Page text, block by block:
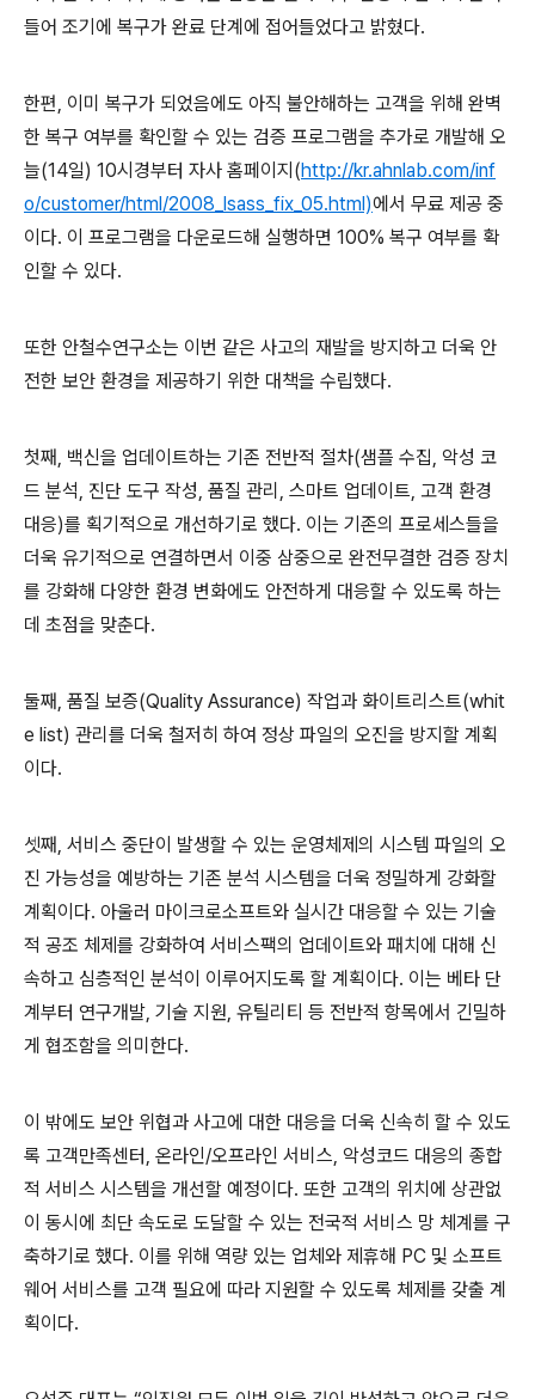
들어 조기에 복구가 완료 단계에 접어들었다고 밝혔다.
한편, 이미 복구가 되었음에도 아직 불안해하는 고객을 위해 완벽
한 복구 여부를 확인할 수 있는 검증 프로그램을 추가로 개발해 오
늘(14일) 10시경부터 자사 홈페이지 (http://kr.ahnlab.com/inf
o/customer/html/2008_lsass_fix_05.html)에서 무료 제공 중
이다. 이 프로그램을 다운로드해 실행하면 100% 복구 여부를 확
인할 수 있다.
또한 안철수연구소는 이번 같은 사고의 재발을 방지하고 더욱 안
전한 보안 환경을 제공하기 위한 대책을 수립했다.
첫째, 백신을 업데이트하는 기존 전반적 절차(샘플 수집, 악성 코
드 분석, 진단 도구 작성, 품질 관리 , 스마트 업데이트, 고객 환경
대응)를 획기적으로 개선하기로 했다. 이는 기존의 프로세스들을
더욱 유기적으로 연결하면서 이중 삼중으로 완전무결한 검증 장치
를 강화해 다양한 환경 변화에도 안전하게 대응할 수 있도록 하는
데 초점을 맞춘다.
둘째, 품질 보증(Quality Assurance) 작업과 화이트리스트(whit
e list) 관리를 더욱 철저히 하여 정상 파일의 오진을 방지할 계획
이다.
셋째, 서비스 중단이 발생할 수 있는 운영체제의 시스템 파일의 오
진 가능성을 예방하는 기존 분석 시스템을 더욱 정밀하게 강화할
계획이다. 아울러 마이크로소프트와 실시간 대응할 수 있는 기술
적 공조 체제를 강화하여 서비스팩의 업데이트와 패치에 대해 신
속하고 심층적인 분석이 이루어지도록 할 계획이다. 이는 베타 단
계부터 연구개발, 기술 지원, 유틸리티 등 전반적 항목에서 긴밀하
게 협조함을 의미한다.
이 밖에도 보안 위협과 사고에 대한 대응을 더욱 신속히 할 수 있도
록 고객만족센터, 온라인/오프라인 서비스, 악성코드 대응의 종합
적 서비스 시스템을 개선할 예정이다. 또한 고객의 위치에 상관없
이 동시에 최단 속도로 도달할 수 있는 전국적 서비스 망 체계를 구
축하기로 했다. 이를 위해 역량 있는 업체와 제휴해 PC 및 소프트
웨어 서비스를 고객 필요에 따라 지원할 수 있도록 체제를 갖출 계
획이다.